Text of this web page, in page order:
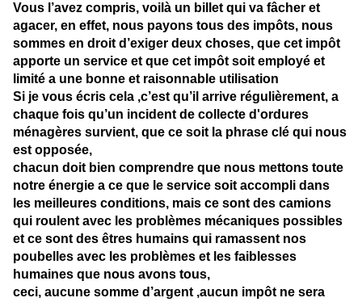
Vous l’avez compris, voilà un billet qui va fâcher et
agacer, en effet, nous payons tous des impôts, nous
sommes en droit d’exiger deux choses, que cet impôt
apporte un service et que cet impôt soit employé et
limité a une bonne et raisonnable utilisation
Si je vous écris cela ,c’est qu’il arrive régulièrement, a
chaque fois qu’un incident de collecte d'ordures
ménagères survient, que ce soit la phrase clé qui nous
est opposée,
chacun doit bien comprendre que nous mettons toute
notre énergie a ce que le service soit accompli dans
les meilleures conditions, mais ce sont des camions
qui roulent avec les problèmes mécaniques possibles
et ce sont des êtres humains qui ramassent nos
poubelles avec les problèmes et les faiblesses
humaines que nous avons tous,
ceci, aucune somme d’argent ,aucun impôt ne sera